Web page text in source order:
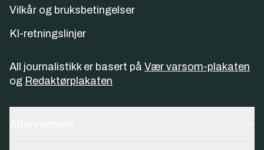
Vilkår og bruksbetingelser
KI-retningslinjer
All journalistikk er basert på Vær varsom-plakaten
og Redaktørplakaten